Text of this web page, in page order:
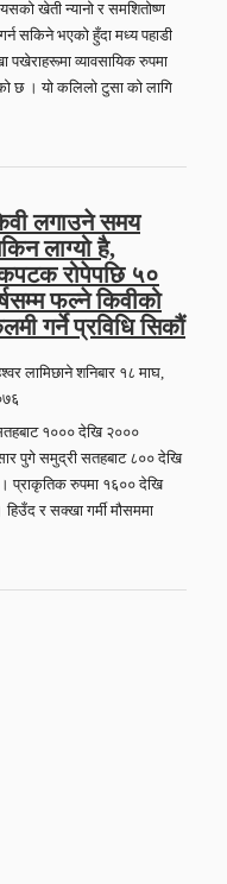
खेती न्यानो र समशितोष्ण
सकिने भएको हुँदा मध्य पहाडी
व्यावसायिक रुपमा
छ । यो कलिलो टुसा को लागि
लगाउने समय
लाग्यो है,
रोपेपछि ५०
फल्ने किवीको
गर्ने प्रविधि सिकौं
लामिछानेशनिबार १८ माघ,
१००० देखि २०००
पुगे समुद्री सतहबाट ८०० देखि
प्राकृतिक रुपमा १६०० देखि
र सक्खा गर्मी मौसममा